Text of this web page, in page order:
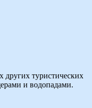
других туристических
и водопадами.